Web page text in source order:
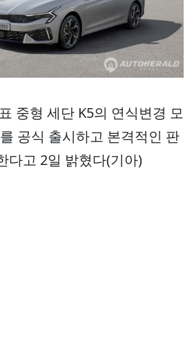
중형 세단 K5의 연식변경 모
공식 출시하고 본격적인 판
다고 2일 밝혔다(기아)